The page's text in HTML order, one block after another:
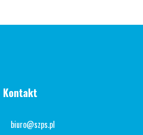
Kontakt
biuro@szps.pl